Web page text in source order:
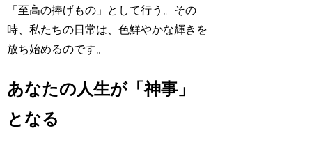
「至高の捧げもの」として行う。その
時、私たちの日常は、色鮮やかな輝きを
放ち始めるのです。
あなたの人生が「神事」
となる